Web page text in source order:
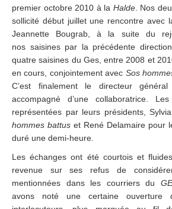
premier octobre 2010 à la Halde. Nos
sollicité début juillet une rencontre avec
Jeannette Bougrab, à la suite du
nos saisines par la précédente
quatre saisines du Ges, entre 2008 et
en cours, conjointement avec Sos
C’est finalement le directeur
accompagné d’une collaboratrice.
représentées par leurs présidents,
hommes battus et René Delamaire pour
duré une demi-heure.
Les échanges ont été courtois et
revenue sur ses refus de
mentionnées dans les courriers du
avons noté une certaine